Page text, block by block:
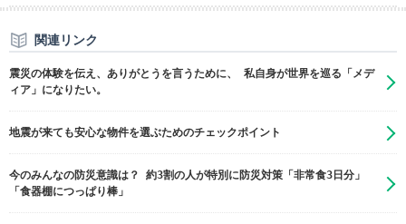
関連リンク
震災の体験を伝え、ありがとうを言うために、 私自身が世界を巡る「メデ
ィア」になりたい。
地震が来ても安心な物件を選ぶためのチェックポイント
今のみんなの防災意識は？ 約3割の人が特別に防災対策「非常食3日分」
「食器棚につっぱり棒」